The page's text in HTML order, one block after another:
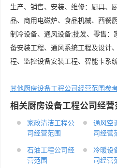
生产、销售、安装、维修：厨具、
品、商用电磁炉、食品机械、西餐
制冷设备、通风设备;批发、零售
备安装工程、通风系统工程及设计
程、监控设备安装工程、智能卡系
其他厨房设备工程公司经营范围参考
相关厨房设备工程公司经
家政清洁工程公
司经营范围
通风空
司经营
石油工程公司经
营范围
冷暖设
司经营